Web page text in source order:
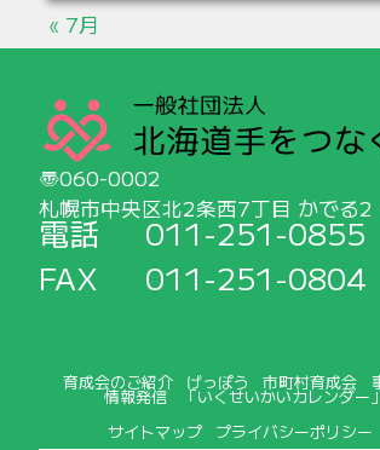
« 7月
060-0002
札幌市中央区北2条西7丁目 かで
電話
011-251-0855
FAX
011-251-0804
育成会のご紹介 げっぽう 市町村育成会
情報発信
「いくせいかいカレンダー
サイトマップ
プライバシーポリシー